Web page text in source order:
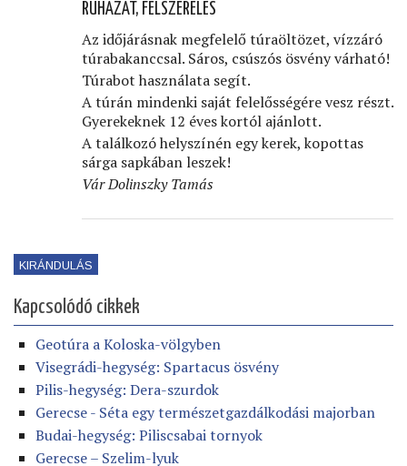
RUHÁZAT, FELSZERELÉS
Az időjárásnak megfelelő túraöltözet, vízzáró
túrabakanccsal. Sáros, csúszós ösvény várható!
Túrabot használata segít.
A túrán mindenki saját felelősségére vesz részt.
Gyerekeknek 12 éves kortól ajánlott.
A találkozó helyszínén egy kerek, kopottas
sárga sapkában leszek!
Vár Dolinszky Tamás
KIRÁNDULÁS
Kapcsolódó cikkek
Geotúra a Koloska-völgyben
Visegrádi-hegység: Spartacus ösvény
Pilis-hegység: Dera-szurdok
Gerecse - Séta egy természetgazdálkodási majorban
Budai-hegység: Piliscsabai tornyok
Gerecse – Szelim-lyuk